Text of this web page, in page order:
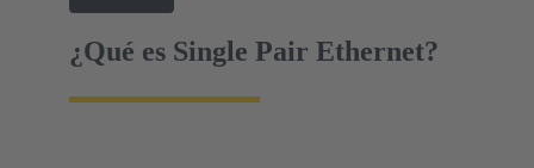
¿Qué es Single Pair Ethernet?